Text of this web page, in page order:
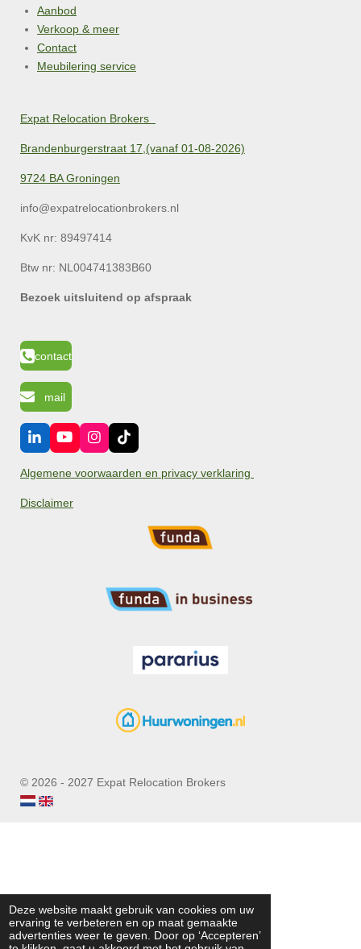
Deze website maakt gebruik van cookies om uw
ervaring te verbeteren en op maat gemaakte
advertenties weer te geven. Door op ‘Accepteren’
Aanbod
Verkoop & meer
Contact
Meubilering service
Expat Relocation Brokers
Brandenburgerstraat 17,(vanaf 01-08-2026)
9724 BA Groningen
info@expatrelocationbrokers.nl
KvK nr: 89497414
Btw nr: NL004741383B60
Bezoek uitsluitend op afspraak
contact
mail
L
i
n
k
d
Y
o
u
T
b
I
n
s
t
T
i
k
T
Algemene voorwaarden en privacy verklaring
Disclaimer
© 2026 - 2027 Expat Relocation Brokers